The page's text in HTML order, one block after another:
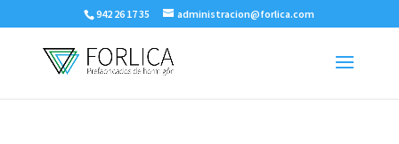
942 26 17 35 administracion@forlica.com